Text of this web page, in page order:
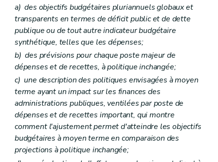
a) des objectifs budgétaires pluriannuels globaux et
transparents en termes de déficit public et de dette
publique ou de tout autre indicateur budgétaire
synthétique, telles que les dépenses;
b) des prévisions pour chaque poste majeur de
dépenses et de recettes, à politique inchangée;
c) une description des politiques envisagées à moyen
terme ayant un impact sur les finances des
administrations publiques, ventilées par poste de
dépenses et de recettes important, qui montre
comment l'ajustement permet d'atteindre les objectifs
budgétaires à moyen terme en comparaison des
projections à politique inchangée;